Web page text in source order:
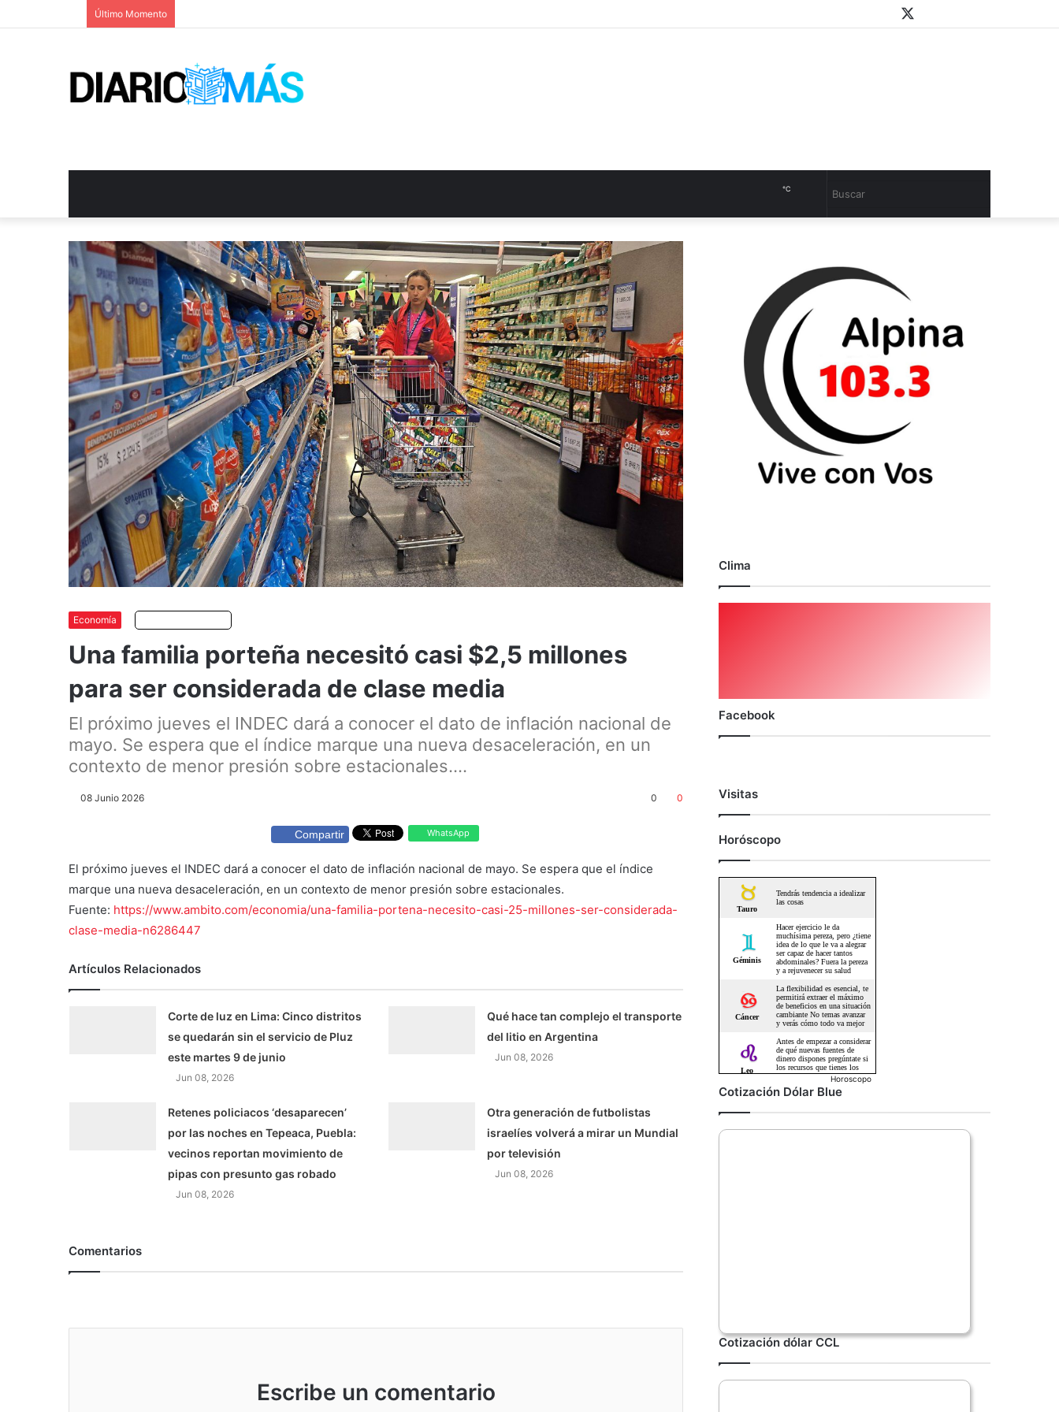
Último Momento Instagram
Youtube
WhatsApp
Cambiar
℃
Economía
Una familia porteña necesitó casi $2,5 millones
para ser considerada de clase media
El próximo jueves el INDEC dará a conocer el dato de inflación nacional de
mayo. Se espera que el índice marque una nueva desaceleración, en un
contexto de menor presión sobre estacionales....
08 Junio 2026 0 0
Compartir WhatsApp
El próximo jueves el INDEC dará a conocer el dato de inflación nacional de mayo. Se espera que el índice
marque una nueva desaceleración, en un contexto de menor presión sobre estacionales.
Fuente: https://www.ambito.com/economia/una-familia-portena-necesito-casi-25-millones-ser-considerada-
clase-media-n6286447
Artículos Relacionados
Corte de luz en Lima: Cinco distritos
se quedarán sin el servicio de Pluz
este martes 9 de junio
Jun 08, 2026
Qué hace tan complejo el transporte
del litio en Argentina
Jun 08, 2026
Retenes policiacos ‘desaparecen’
por las noches en Tepeaca, Puebla:
vecinos reportan movimiento de
pipas con presunto gas robado
Jun 08, 2026
Otra generación de futbolistas
israelíes volverá a mirar un Mundial
por televisión
Jun 08, 2026
Comentarios
Escribe un comentario
Clima
Facebook
Visitas
Horóscopo
Horoscopo
Cotización Dólar Blue
Cotización dólar CCL